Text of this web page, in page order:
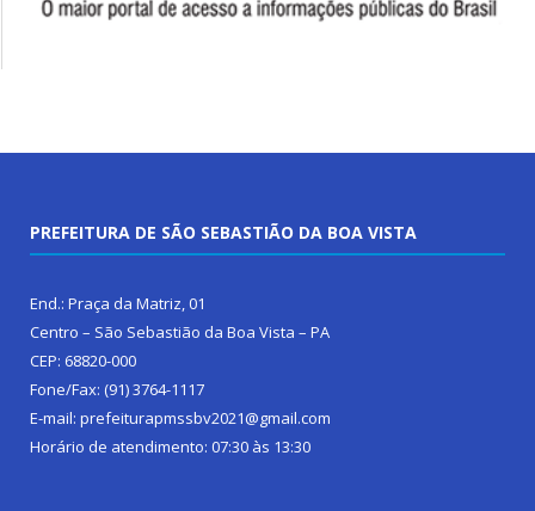
PREFEITURA DE SÃO SEBASTIÃO DA BOA VISTA
End.: Praça da Matriz, 01
Centro – São Sebastião da Boa Vista – PA
CEP: 68820-000
Fone/Fax: (91) 3764-1117
E-mail: prefeiturapmssbv2021@gmail.com
Horário de atendimento: 07:30 às 13:30